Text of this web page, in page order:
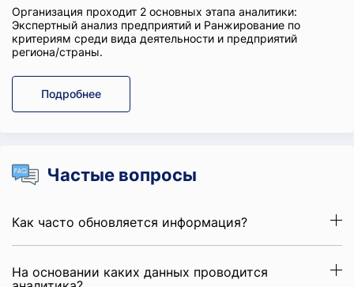
Организация проходит 2 основных этапа аналитики:
Экспертный анализ предприятий и Ранжирование по
критериям среди вида деятельности и предприятий
региона/страны.
Подробнее
Частые вопросы
Как часто обновляется информация?
На основании каких данных проводится